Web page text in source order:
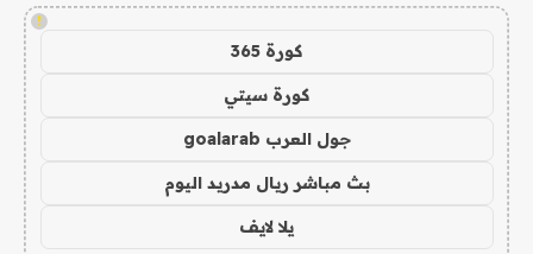
!
كورة 365
كورة سيتي
جول العرب goalarab
بث مباشر ريال مدريد اليوم
يلا لايف